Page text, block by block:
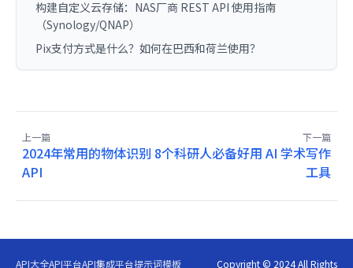
构建自定义云存储：NAS厂商 REST API 使用指南
（Synology/QNAP）
Pix支付方式是什么？如何在巴西和荷兰使用？
上一篇
2024年常用的物体识别
API
下一篇
8个科研人必备好用 AI 学术写作
工具
API大全API平台API集成平台提示词模板 Copyright © 2024 All Rights